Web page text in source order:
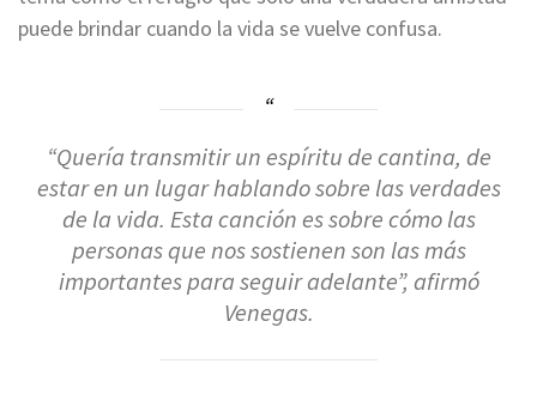
puede brindar cuando la vida se vuelve confusa.
“Quería transmitir un espíritu de cantina, de
estar en un lugar hablando sobre las verdades
de la vida. Esta canción es sobre cómo las
personas que nos sostienen son las más
importantes para seguir adelante”, afirmó
Venegas.